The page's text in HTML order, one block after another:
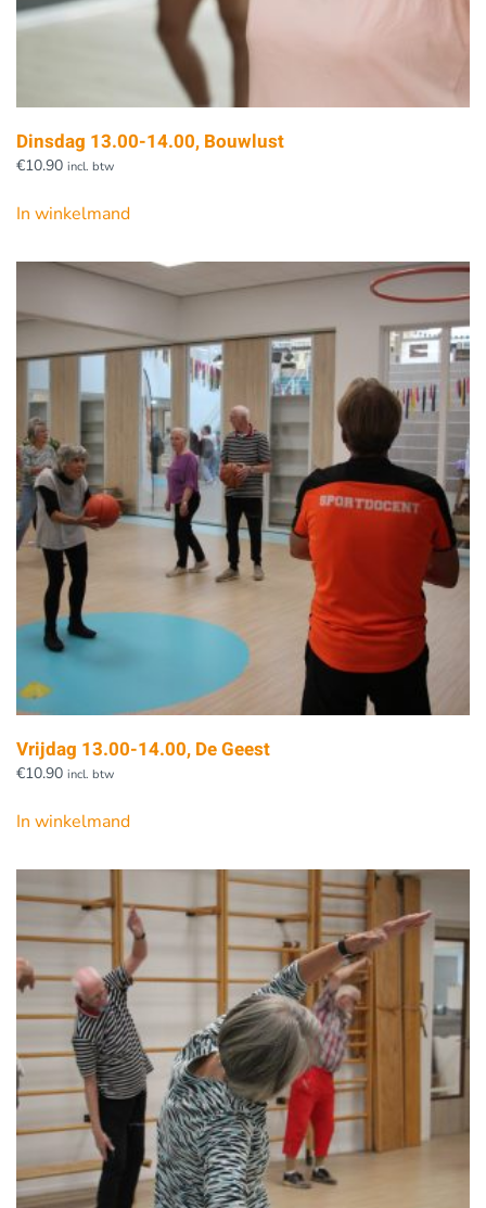
Dinsdag 13.00-14.00, Bouwlust
€10.90 incl. btw
In winkelmand
Vrijdag 13.00-14.00, De Geest
€10.90 incl. btw
In winkelmand